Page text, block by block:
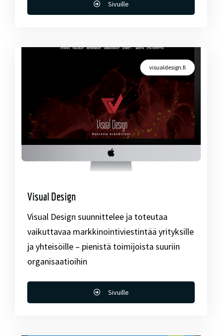
Sivuille
visualdesign.fi
Visual Design
Visual Design suunnittelee ja toteutaa
vaikuttavaa markkinointiviestintää yrityksille
ja yhteisöille – pienistä toimijoista suuriin
organisaatioihin
Sivuille